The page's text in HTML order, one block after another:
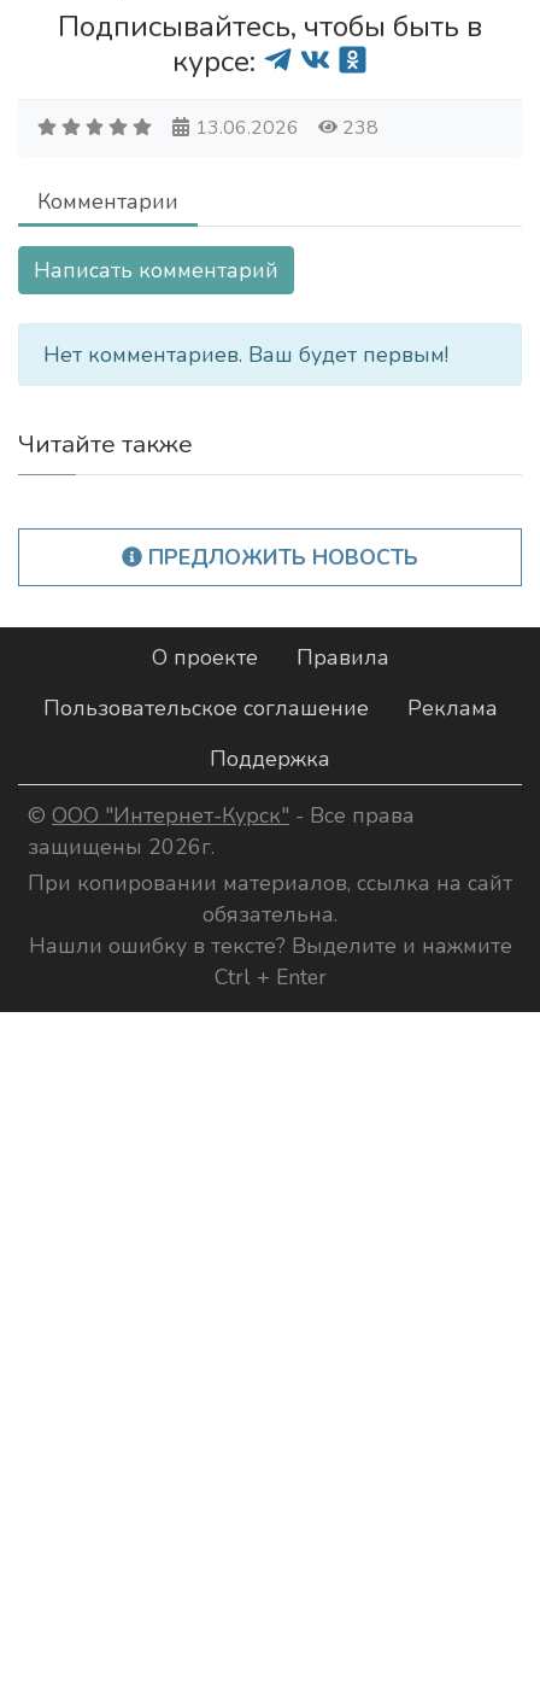
Подписывайтесь, чтобы быть в
курсе:
13.06.2026 238
Комментарии
Написать комментарий
Нет комментариев. Ваш будет первым!
Читайте также
ПРЕДЛОЖИТЬ НОВОСТЬ
О проекте
Правила
Пользовательское соглашение
Реклама
Поддержка
© ООО "Интернет-Курск" - Все права
защищены 2026г.
При копировании материалов, ссылка на сайт
обязательна.
Нашли ошибку в тексте? Выделите и нажмите
Ctrl + Enter